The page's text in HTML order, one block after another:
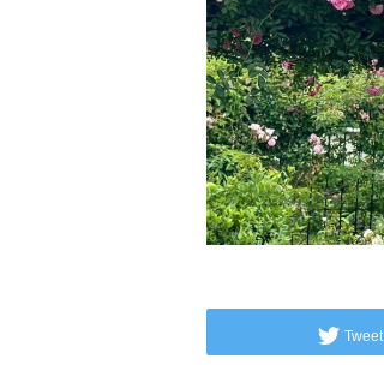
Tweet